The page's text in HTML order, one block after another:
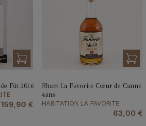
Fût 2016
159,90 €
Rhum La Favorite Cœur de Canne
4ans
HABITATION LA FAVORITE
63,00 €